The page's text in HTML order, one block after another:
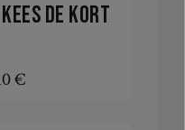
de Kort
Preis:
€